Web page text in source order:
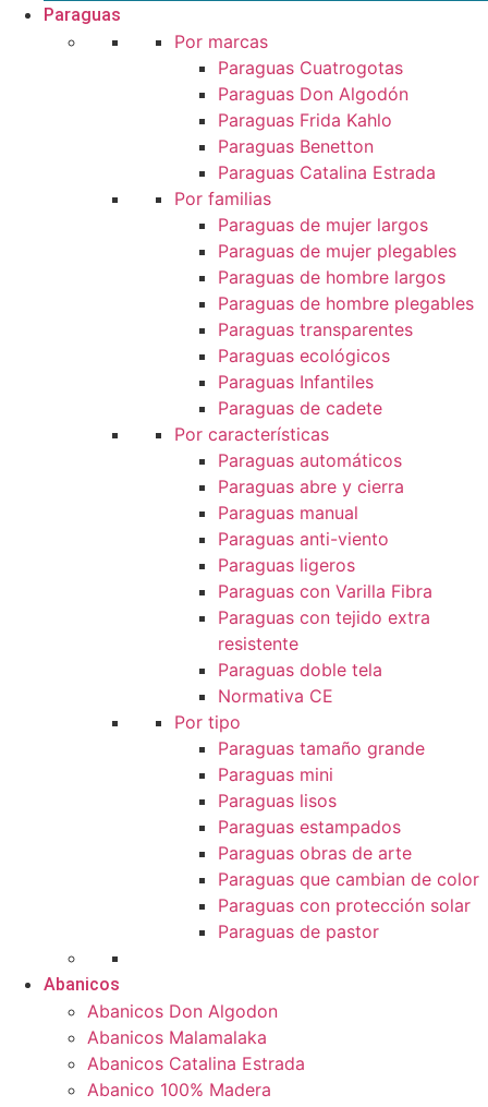
Paraguas
Por marcas
Paraguas Cuatrogotas
Paraguas Don Algodón
Paraguas Frida Kahlo
Paraguas Benetton
Paraguas Catalina Estrada
Por familias
Paraguas de mujer largos
Paraguas de mujer plegables
Paraguas de hombre largos
Paraguas de hombre plegables
Paraguas transparentes
Paraguas ecológicos
Paraguas Infantiles
Paraguas de cadete
Por características
Paraguas automáticos
Paraguas abre y cierra
Paraguas manual
Paraguas anti-viento
Paraguas ligeros
Paraguas con Varilla Fibra
Paraguas con tejido extra
resistente
Paraguas doble tela
Normativa CE
Por tipo
Paraguas tamaño grande
Paraguas mini
Paraguas lisos
Paraguas estampados
Paraguas obras de arte
Paraguas que cambian de color
Paraguas con protección solar
Paraguas de pastor
Abanicos
Abanicos Don Algodon
Abanicos Malamalaka
Abanicos Catalina Estrada
Abanico 100% Madera